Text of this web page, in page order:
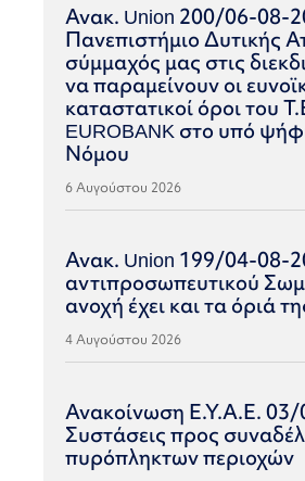
Ανακ. Union 200/06-08-
Πανεπιστήμιο Δυτικής
σύμμαχός μας στις
να παραμείνουν οι
καταστατικοί όροι του
EUROBANK στο υπό
Νόμου
6 Αυγούστου 2026
Ανακ. Union 199/04-08-
αντιπροσωπευτικού
ανοχή έχει και τα όριά
4 Αυγούστου 2026
Ανακοίνωση Ε.Υ.Α.Ε.
Συστάσεις προς
πυρόπληκτων περιοχών